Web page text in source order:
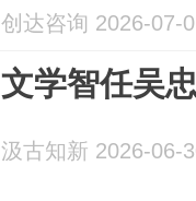
创达咨询 2026-07-
文学智任吴
汲古知新 2026-06-